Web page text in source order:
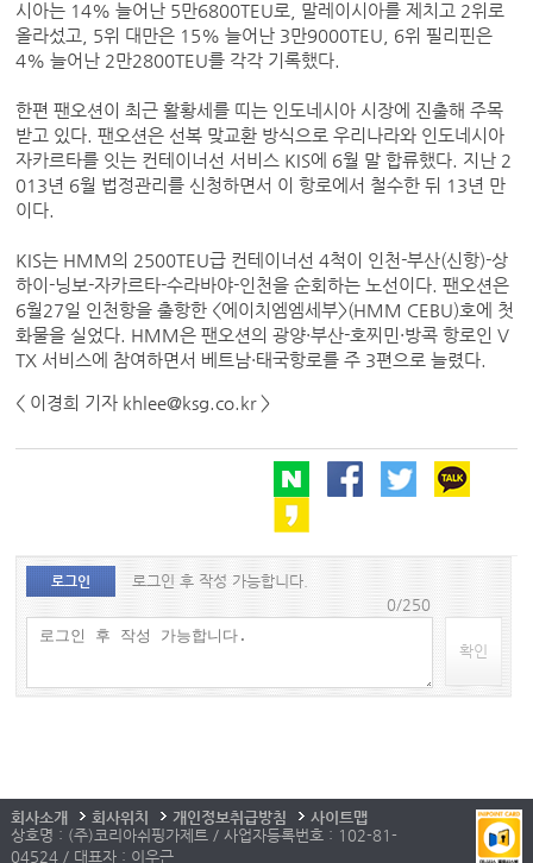
시아는 14% 늘어난 5만6800TEU로, 말레이시아를 제치고 2위로
올라섰고, 5위 대만은 15% 늘어난 3만9000TEU, 6위 필리핀은
4% 늘어난 2만2800TEU를 각각 기록했다.
한편 팬오션이 최근 활황세를 띠는 인도네시아 시장에 진출해 주목
받고 있다. 팬오션은 선복 맞교환 방식으로 우리나라와 인도네시아
자카르타를 잇는 컨테이너선 서비스 KIS에 6월 말 합류했다. 지난 2
013년 6월 법정관리를 신청하면서 이 항로에서 철수한 뒤 13년 만
이다.
KIS는 HMM의 2500TEU급 컨테이너선 4척이 인천-부산(신항)-상
하이-닝보-자카르타-수라바야-인천을 순회하는 노선이다. 팬오션은
6월27일 인천항을 출항한 <에이치엠엠세부>(HMM CEBU)호에 첫
화물을 실었다. HMM은 팬오션의 광양·부산-호찌민·방콕 항로인 V
TX 서비스에 참여하면서 베트남·태국항로를 주 3편으로 늘렸다.
< 이경희 기자 khlee@ksg.co.kr >
로그인
로그인 후 작성 가능합니다.
0/250
확인
회사소개 회사위치 개인정보취급방침
사이트맵
상호명 : (주)코리아쉬핑가제트 / 사업자등록번호 : 102-81-
04524 / 대표자 : 이우근